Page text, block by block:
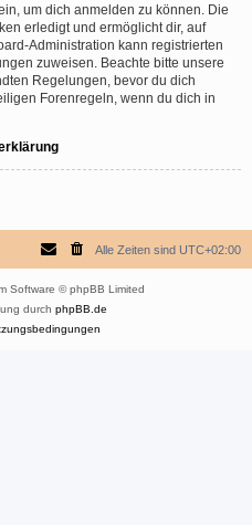
um dich anmelden zu können. Die
erledigt und ermöglicht dir, auf
Administration kann registrierten
zuweisen. Beachte bitte unsere
Regelungen, bevor du dich
Forenregeln, wenn du dich in
Alle Zeiten sind UTC+02:00
Software © phpBB Limited
durch phpBB.de